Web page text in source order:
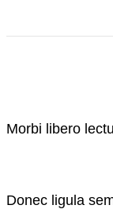
Morbi libero
Donec ligula